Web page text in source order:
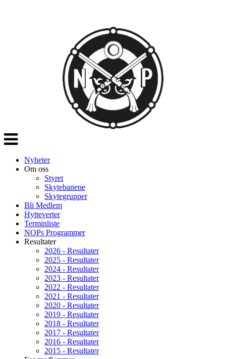
Veksle
navigasjon
Nyheter
Om oss
Styret
Skytebanene
Skytegrupper
Bli Medlem
Hytteverter
Terminliste
NOPs Programmer
Resultater
2026 - Resultater
2025 - Resultater
2024 - Resultater
2023 - Resultater
2022 - Resultater
2021 - Resultater
2020 - Resultater
2019 - Resultater
2018 - Resultater
2017 - Resultater
2016 - Resultater
2015 - Resultater